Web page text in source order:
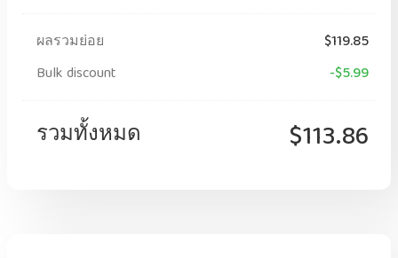
ผลรวมย่อย
$119.85
Bulk discount
-$5.99
รวมทั้งหมด $113.86